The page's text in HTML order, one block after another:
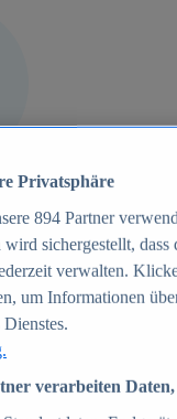
Online-Shops
Privatsphäre
894 Partner
sichergestellt,
verwalten.
um Informationen
Dienstes.
verarbeiten